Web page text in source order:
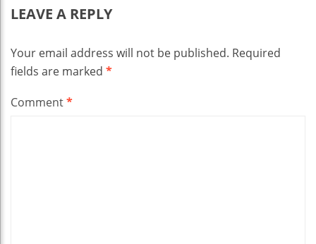
LEAVE A REPLY
Your email address will not be published. Required
fields are marked *
Comment*